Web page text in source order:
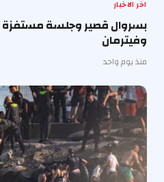
اخر الاخبار
بسروال قصير وجلسة مستفزة
وفيترمان
منذ يوم واحد